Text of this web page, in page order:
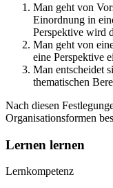
Man geht von
Einordnung in
Perspektive wird
Man geht von
eine Perspektive
Man entscheidet
thematischen
Nach diesen
Organisationsformen
Lernen lernen
Lernkompetenz